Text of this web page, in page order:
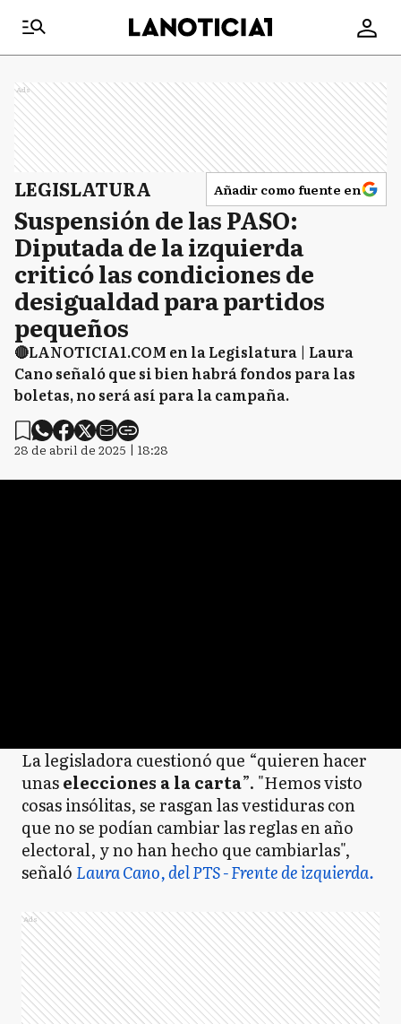
Ads
LEGISLATURA Añadir como fuente en
Suspensión de las PASO:
Diputada de la izquierda
criticó las condiciones de
desigualdad para partidos
pequeños
🔴LANOTICIA1.COM en la Legislatura | Laura
Cano señaló que si bien habrá fondos para las
boletas, no será así para la campaña.
28 de abril de 2025 | 18:28
La legisladora cuestionó que “quieren hacer
unaselecciones a la carta”. "Hemos visto
cosas insólitas, se rasgan las vestiduras con
que no se podían cambiar las reglas en año
electoral, y no han hecho que cambiarlas",
señaló Laura Cano, del PTS - Frente de izquierda.
Ads